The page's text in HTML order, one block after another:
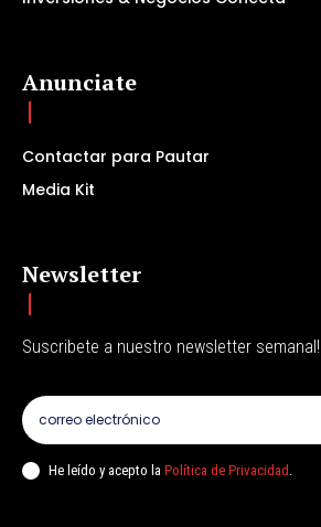
Anunciate
Contactar para Pautar
Media Kit
Newsletter
Suscribete a nuestro newsletter semanal!
He leído y acepto la Política de Privacidad